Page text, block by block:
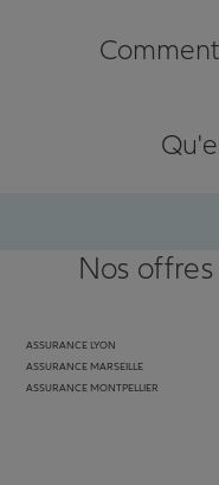
Nos
ASSURANCE LYON
ASSURANCE MARSEILLE
ASSURANCE MONTPELLIER